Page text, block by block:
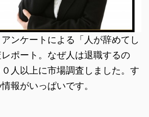
ンケートによる「人が辞めてし
ポート。なぜ人は退職するの
人以上に市場調査しました。す
報がいっぱいです。